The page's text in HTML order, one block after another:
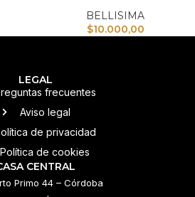
BELLISIMA
$10.000,00
LEGAL
frecuentes
Aviso legal
de privacidad
Política de cookies
CENTRAL
Primo 44 – Córdoba